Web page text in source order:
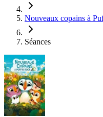
Nouveaux copains à
Séances